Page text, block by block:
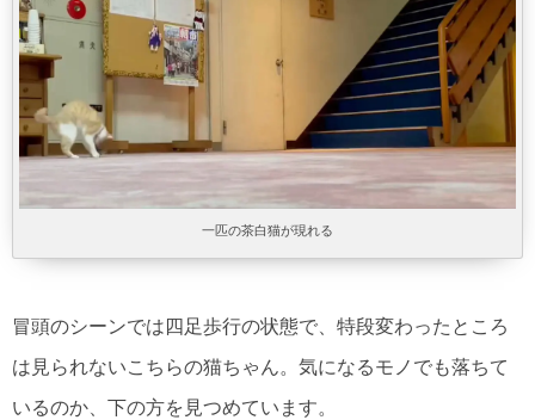
一匹の茶白猫が現れる
冒頭のシーンでは四足歩行の状態で、特段変わったところ
は見られないこちらの猫ちゃん。気になるモノでも落ちて
いるのか、下の方を見つめています。